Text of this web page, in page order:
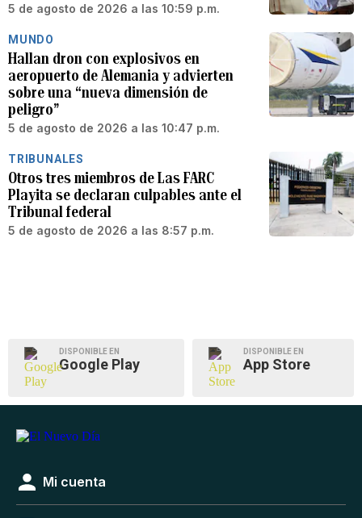
5 de agosto de 2026 a las 10:59 p.m.
MUNDO
Hallan dron con explosivos en
aeropuerto de Alemania y advierten
sobre una “nueva dimensión de
peligro”
5 de agosto de 2026 a las 10:47 p.m.
TRIBUNALES
Otros tres miembros de Las FARC
Playita se declaran culpables ante el
Tribunal federal
5 de agosto de 2026 a las 8:57 p.m.
DISPONIBLE EN
Google Play
DISPONIBLE EN
App Store
Mi cuenta